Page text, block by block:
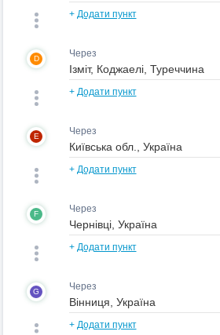
+ Додати пункт
D Через
+ Додати пункт
E Через
+ Додати пункт
F Через
+ Додати пункт
G Через
+ Додати пункт